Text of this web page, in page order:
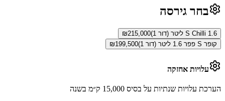
בחר גירסה
S Chilli 1.6 ליטר (דור 1) ₪215,000
קופר S פפר 1.6 ליטר (דור 1)
₪199,500
עלויות אחזקה
הערכת עלויות שנתיות על בסיס 15,000 ק״מ בשנה